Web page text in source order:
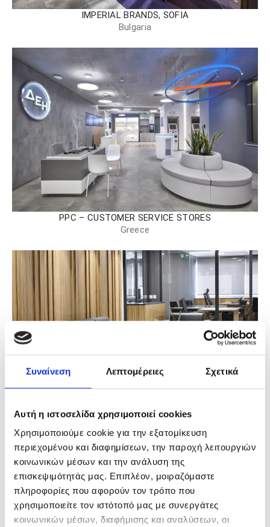
Συναίνεση Λεπτομέρειες Σχετικά
Αυτή η ιστοσελίδα χρησιμοποιεί cookies
Χρησιμοποιούμε cookie για την εξατομίκευση
περιεχομένου και διαφημίσεων, την παροχή λειτουργιών
κοινωνικών μέσων και την ανάλυση της
επισκεψιμότητάς μας. Επιπλέον, μοιραζόμαστε
πληροφορίες που αφορούν τον τρόπο που
χρησιμοποιείτε τον ιστότοπό μας με συνεργάτες
κοινωνικών μέσων, διαφήμισης και αναλύσεων, οι
IMPERIAL BRANDS, SOFIA
Bulgaria
PPC – CUSTOMER SERVICE STORES
Greece
PANCRETA BANK – SYNTAGMA SQUARE